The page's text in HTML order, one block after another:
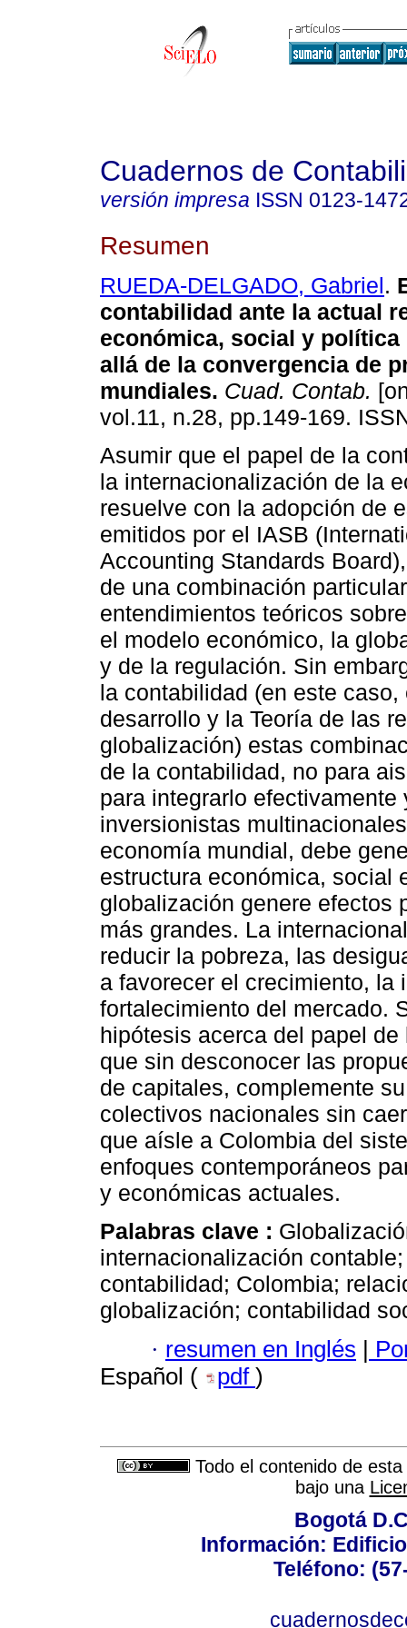
Cuadernos de
versión impresa ISSN 0123-
Resumen
RUEDA-DELGADO, Gabriel.
contabilidad ante la actual
económica, social y
allá de la convergencia de
mundiales. Cuad. Contab.
vol.11, n.28, pp.149-169.
Asumir que el papel de la
la internacionalización de la
resuelve con la adopción de
emitidos por el IASB
Accounting Standards
de una combinación
entendimientos teóricos
el modelo económico, la
y de la regulación. Sin
la contabilidad (en este
desarrollo y la Teoría de las
globalización) estas
de la contabilidad, no para
para integrarlo
inversionistas
economía mundial, debe
estructura económica, social
globalización genere efectos
más grandes. La
reducir la pobreza, las
a favorecer el crecimiento, la
fortalecimiento del mercado.
hipótesis acerca del papel
que sin desconocer las
de capitales, complemente
colectivos nacionales sin
que aísle a Colombia del
enfoques contemporáneos
y económicas actuales.
Palabras clave :
internacionalización
contabilidad; Colombia;
globalización; contabilidad
· resumen en Inglés |
Español (
pdf )
Todo el contenido de
bajo una
Bogotá
Información:
Teléfono: